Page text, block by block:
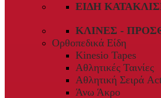
ΕΊΔΗ
ΚΛΊΝΕΣ -
Ορθοπεδικά Είδη
Kinesio Tapes
Αθλητικές Ταινίες
Αθλητική Σειρά
Άνω Άκρο